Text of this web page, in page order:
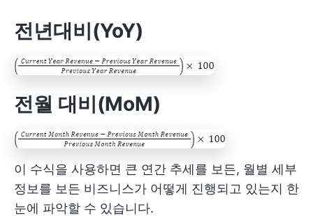
전년대비(YoY)
전월 대비(MoM)
이 수식을 사용하면 큰 연간 추세를 보든, 월별 세부
정보를 보든 비즈니스가 어떻게 진행되고 있는지 한
눈에 파악할 수 있습니다.